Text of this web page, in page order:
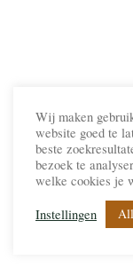
Wij maken
website goed te
beste
bezoek te
welke cookies je
Instellingen